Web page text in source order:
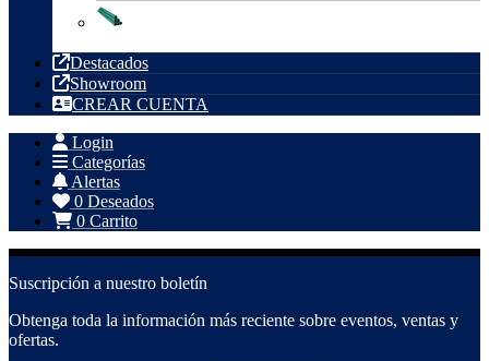
Destacados
Showroom
CREAR CUENTA
Login
Categorías
Alertas
0 Deseados
0 Carrito
Suscripción a nuestro boletín
Obtenga toda la información más reciente sobre eventos, ventas y
ofertas.